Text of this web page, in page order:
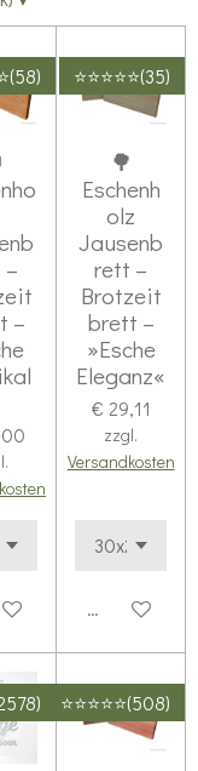
–
anzeigen
⭐⭐⭐⭐⭐(35)
🌳
Eschenh
olz
Jausenb
rett –
Brotzeit
brett –
»Esche
Eleganz«
€ 29,11
zzgl.
Versandkosten
Details
⭐⭐⭐⭐⭐(508)